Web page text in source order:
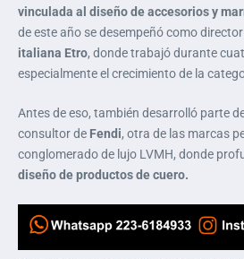
vinculada al diseño de accesorios y
de este año se desempeñó como
italiana Etro, donde trabajó durante
especialmente el crecimiento de la
Antes de eso, también desarrolló parte
consultor de Fendi, otra de las marcas
conglomerado de lujo LVMH, donde
diseño de productos de cuero.